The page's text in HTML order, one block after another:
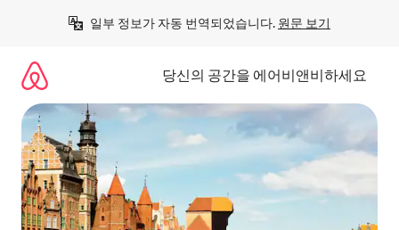
일부 정보가 자동 번역되었습니다. 원문 보기
당신의 공간을 에어비앤비하세요